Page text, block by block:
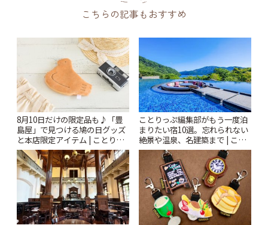
こちらの記事もおすすめ
8月10日だけの限定品も♪「豊
島屋」で見つける鳩の日グッズ
と本店限定アイテム | ことりっ
ぷ
ことりっぷ編集部がもう一度泊
まりたい宿10選。忘れられない
絶景や温泉、名建築まで | こと
りっぷ